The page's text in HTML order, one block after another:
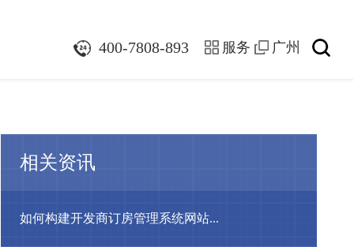
400-7808-893 服务 广州
相关资讯
如何构建开发商订房管理系统网站...